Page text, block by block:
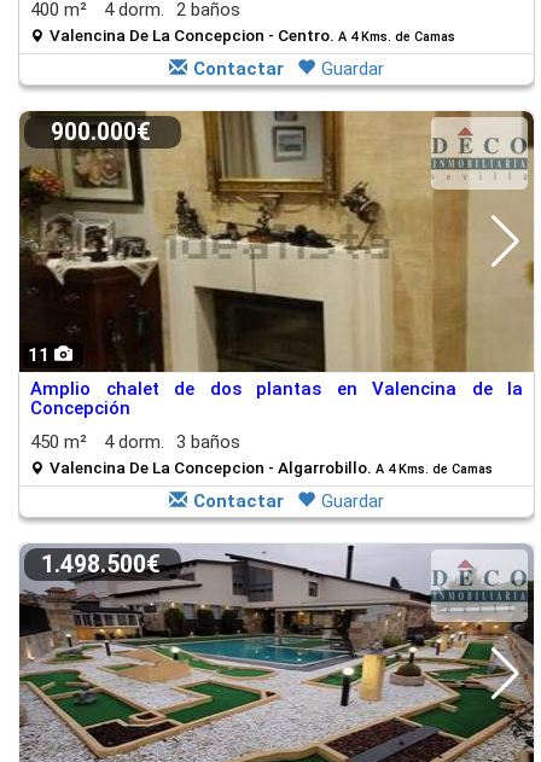
400 m² 4 dorm. 2 baños
Valencina De La Concepcion - Centro. A 4 Kms. de Camas
Contactar Guardar
11
900.000€
Amplio chalet de dos plantas en Valencina de la
Concepción
450 m²
4 dorm. 3 baños
Valencina De La Concepcion - Algarrobillo. A 4 Kms. de Camas
Contactar Guardar
1.498.500€